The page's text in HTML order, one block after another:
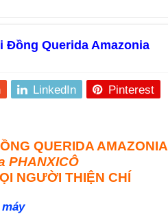
Đồng Querida Amazonia
LinkedIn Pinterest
QUERIDA AMAZONIA
PHANXICÔ
NGƯỜI THIỆN CHÍ